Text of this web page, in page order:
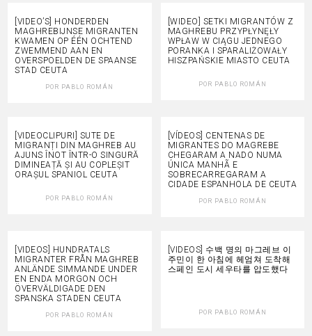
[VIDEO’S] HONDERDEN
MAGHREBIJNSE MIGRANTEN
KWAMEN OP ÉÉN OCHTEND
ZWEMMEND AAN EN
OVERSPOELDEN DE SPAANSE
STAD CEUTA
POR PABLO ROMÁN
[WIDEO] SETKI MIGRANTÓW Z
MAGHREBU PRZYPŁYNĘŁY
WPŁAW W CIĄGU JEDNEGO
PORANKA I SPARALIŻOWAŁY
HISZPAŃSKIE MIASTO CEUTA
POR PABLO ROMÁN
[VIDEOCLIPURI] SUTE DE
MIGRANȚI DIN MAGHREB AU
AJUNS ÎNOT ÎNTR-O SINGURĂ
DIMINEAȚĂ ȘI AU COPLEȘIT
ORAȘUL SPANIOL CEUTA
POR PABLO ROMÁN
[VÍDEOS] CENTENAS DE
MIGRANTES DO MAGREBE
CHEGARAM A NADO NUMA
ÚNICA MANHÃ E
SOBRECARREGARAM A
CIDADE ESPANHOLA DE CEUTA
POR PABLO ROMÁN
[VIDEOS] HUNDRATALS
MIGRANTER FRÅN MAGHREB
ANLÄNDE SIMMANDE UNDER
EN ENDA MORGON OCH
ÖVERVÄLDIGADE DEN
SPANSKA STADEN CEUTA
POR PABLO ROMÁN
[VIDEOS] 수백 명의 마그레브 이
주민이 한 아침에 헤엄쳐 도착해
스페인 도시 세우타를 압도했다
POR PABLO ROMÁN